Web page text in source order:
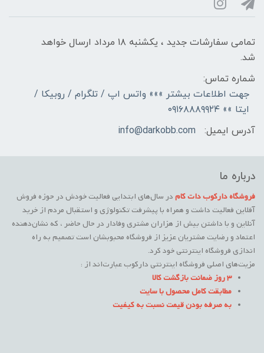
تمامی سفارشات جدید ، یکشنبه ۱۸ مرداد ارسال خواهد
شد.
شماره تماس:
جهت اطلاعات بیشتر »»» واتس اپ / تلگرام / روبیکا /
ایتا »» ۰۹۱۶۸۸۸۹۹۲۴
آدرس ایمیل:
info@darkobb.com
درباره ما
فروشگاه دارکوب دات کامدر سال‌های ابتدایی فعالیت خودش در حوزه فروش
آفلاین فعالیت داشت و همراه با پیشرفت تکنولوژی و استقبال مردم از خرید
آنلاین و با داشتن بیش از هزاران مشتری وفادار در حال حاضر ، که نشان‌دهنده
اعتماد و رضایت مشتریان عزیز از فروشگاه محبوبشان است تصمیم به راه
اندازی فروشگاه اینترنتی خود کرد.
مزیت‌های اصلی فروشگاه اینترنتی دارکوب عبارت‌اند از :
3 روز ضمانت بازگشت کالا
مطابقت کامل محصول با سایت
به صرفه بودن قیمت نسبت به کیفیت